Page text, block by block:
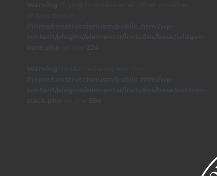
Warning: Trying to access array offset on value
of type bool in
/home/construccionusm/public_html/wp-
content/plugins/elementor/includes/base/widget-
base.php on line 224
Warning: Undefined array key -1 in
/home/construccionusm/public_html/wp-
content/plugins/elementor/includes/base/controls-
stack.php on line 696